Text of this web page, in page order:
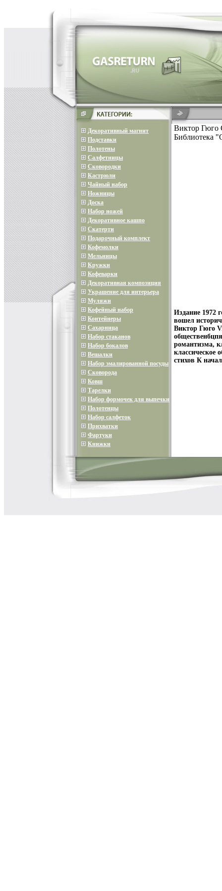
Декоративный магнит
Подставки
Полотены
Салфетницы
Сковородки
Кастрюли
Чайный набор
Ножницы
Доска
Набор ножей
Декоративное кашпо
Скатерти
Подарочный комплект
Кофемолки
Мельницы
Кружки
Кофеварки
Декоративная композиция
Украшение для интерьера
Муляжи
Кофейный набор
Контейнеры
Сахарница
Набор стаканов
Набор бокалов
Вешалки
Набор эмалированной посуды
Сковорода
Ковш
Тарелки
Набор формочек для выпечки
Полотенцы
Набор салфеток
Прихватки
Фартуки
Книжки
Виктор Гюго
Библиотека
Издание 1972
вошел
Виктор Гюго
романтизма,
классическое
стихов К